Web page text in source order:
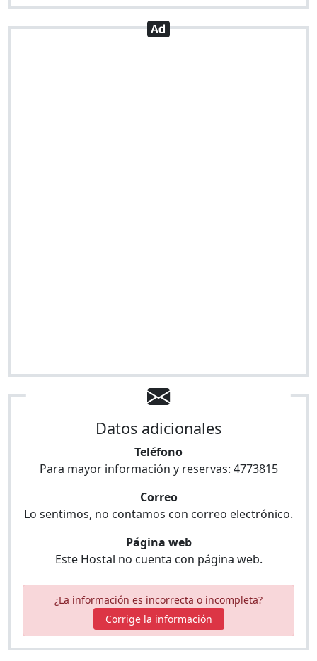
Datos adicionales
Teléfono
Para mayor información y reservas: 4773815
Correo
Lo sentimos, no contamos con correo electrónico.
Página web
Este Hostal no cuenta con página web.
¿La información es incorrecta o incompleta?
Corrige la información